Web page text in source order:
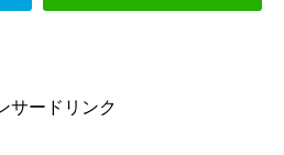
サードリンク